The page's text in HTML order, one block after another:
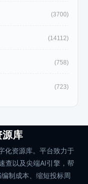
(3700)
(14112)
(758)
(723)
源库
化资源库。平台致力于
查以及尖端AI引擎，帮
制成本、缩短投标周